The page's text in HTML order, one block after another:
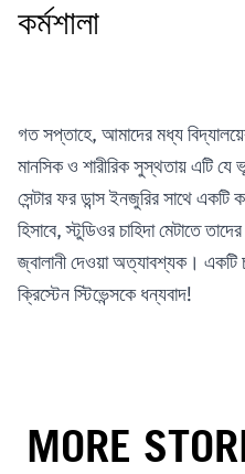
কর্মশালা
গত সপ্তাহে, আমাদের মধ্য বিদ্যালয়ের
মানসিক ও শারীরিক সুস্থতায় এটি যে
সেন্টার ফর ডান্স ইনজুরির সাথে একটি
হিসাবে, স্টুডিওর চাহিদা মেটাতে
জ্বালানী দেওয়া অত্যাবশ্যক। একটি
ক্রিস্টেন স্টিভেন্সকে ধন্যবাদ!
MORE